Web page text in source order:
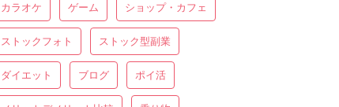
カラオケ ゲーム ショップ・カフェ
ストックフォト ストック型副業
ダイエット ブログ ポイ活